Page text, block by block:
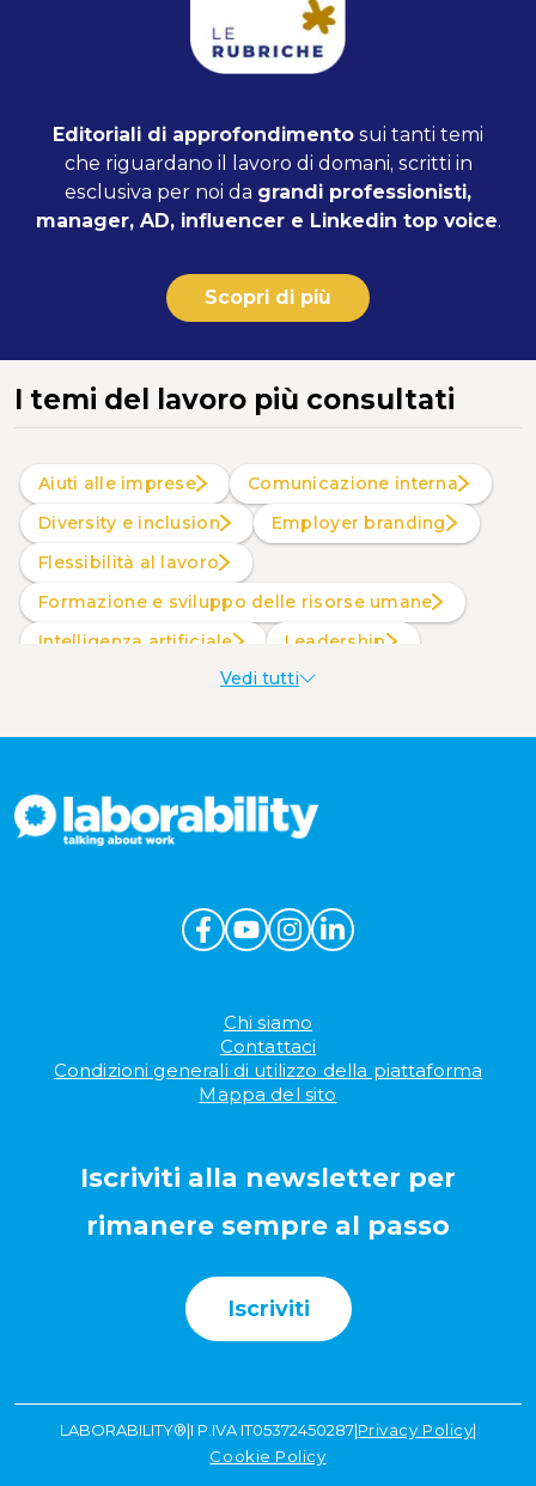
Editoriali di approfondimento sui tanti temi
che riguardano il lavoro di domani, scritti in
esclusiva per noi da grandi professionisti,
manager, AD, influencer e Linkedin top voice.
Scopri di più
I temi del lavoro più consultati
Aiuti alle imprese
Comunicazione interna
Diversity e inclusion
Employer branding
Flessibilità al lavoro
Formazione e sviluppo delle risorse umane
intelligenza artificiale
Leadership
Produttività al lavoroVedi tutti
Chi siamo
Contattaci
Condizioni generali di utilizzo della piattaforma
Mappa del sito
Iscriviti alla newsletter per
rimanere sempre al passo
Iscriviti
LABORABILITY®|I P.IVA IT05372450287|Privacy Policy|
Cookie Policy